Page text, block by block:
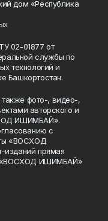
дом «Республика
02-01877 от
службы по
технологий и
Башкортостан.
также фото-, видео-,
авторского и
ИШИМБАЙ».
с
«ВОСХОД
изданий прямая
«ВОСХОД ИШИМБАЙ»